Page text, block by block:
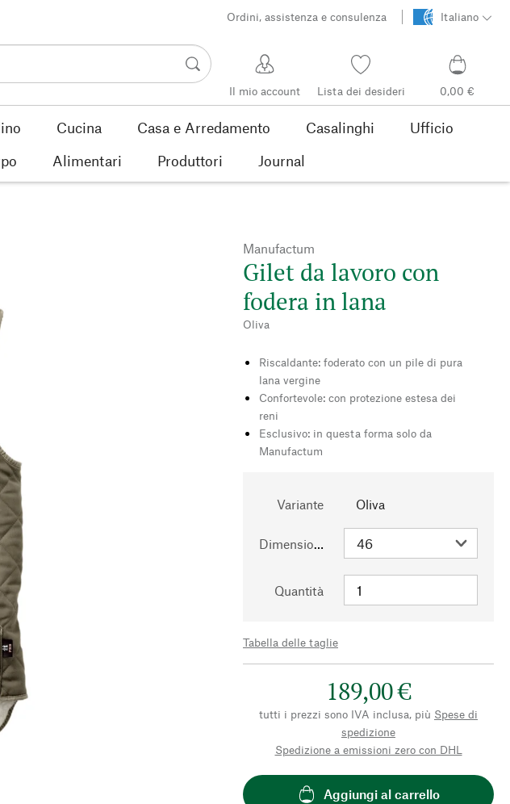
Ordini, assistenza e consulenza Italiano
Il mio account Lista dei desideri 0,00 €
Cucina Casa e Arredamento Casalinghi
Ufficio
Alimentari Produttori Journal
Manufactum
Gilet da lavoro con
fodera in lana
Oliva
Riscaldante: foderato con un pile di pura
lana vergine
Confortevole: con protezione estesa dei
reni
Esclusivo: in questa forma solo da
Manufactum
Variante Oliva
Dimensioni
Quantità
Tabella delle taglie
189,00 €
tutti i prezzi sono IVA inclusa, più Spese di
spedizione
Spedizione a emissioni zero con DHL
Aggiungi al carrello